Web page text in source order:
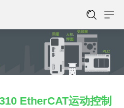
EtherCAT运动控制